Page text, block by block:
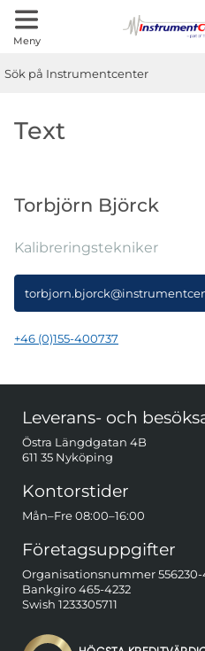
Meny
Text
Torbjörn Björck
Kalibreringstekniker
+46 (0)155-400737
Leverans- och
Östra Längdgatan 4B
611 35 Nyköping
Kontorstider
Mån–Fre 08:00–16:00
Företagsuppgifter
Organisationsnummer 556230-
Bankgiro 465-4232
Swish 1233305711